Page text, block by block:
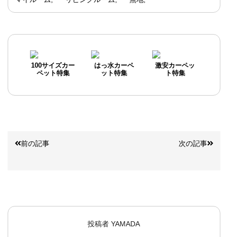
100サイズカー
ペット特集
はっ水カーペ
ット特集
激安カーペッ
ト特集
前の記事 次の記事
投稿者 YAMADA